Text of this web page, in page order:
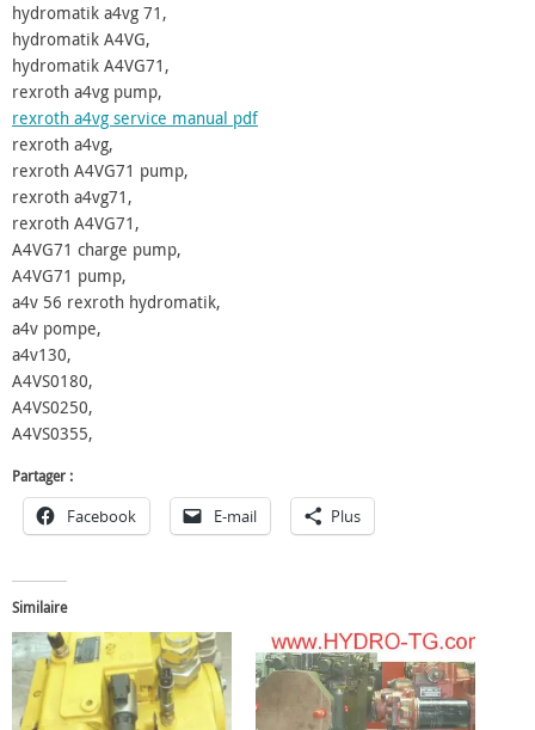
hydromatik a4vg 71,
hydromatik A4VG,
hydromatik A4VG71,
rexroth a4vg pump,
rexroth a4vg service manual pdf
rexroth a4vg,
rexroth A4VG71 pump,
rexroth a4vg71,
rexroth A4VG71,
A4VG71 charge pump,
A4VG71 pump,
a4v 56 rexroth hydromatik,
a4v pompe,
a4v130,
A4VS0180,
A4VS0250,
A4VS0355,
Partager :
Facebook E-mail Plus
Similaire